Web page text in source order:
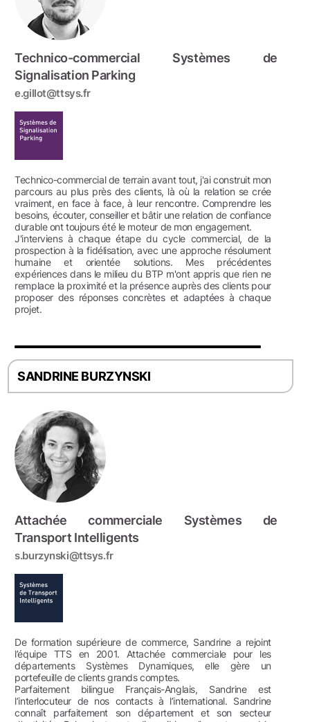
Technico-commercial Systèmes de
Signalisation Parking
e.gillot@ttsys.fr
Technico-commercial de terrain avant tout, j'ai construit mon
parcours au plus près des clients, là où la relation se crée
vraiment, en face à face, à leur rencontre. Comprendre les
besoins, écouter, conseiller et bâtir une relation de confiance
durable ont toujours été le moteur de mon engagement.
J'interviens à chaque étape du cycle commercial, de la
prospection à la fidélisation, avec une approche résolument
humaine et orientée solutions. Mes précédentes
expériences dans le milieu du BTP m'ont appris que rien ne
remplace la proximité et la présence auprès des clients pour
proposer des réponses concrètes et adaptées à chaque
projet.
SANDRINE BURZYNSKI
Attachée commerciale Systèmes de
Transport Intelligents
s.burzynski@ttsys.fr
De formation supérieure de commerce, Sandrine a rejoint
l’équipe TTS en 2001. Attachée commerciale pour les
départements Systèmes Dynamiques, elle gère un
portefeuille de clients grands comptes.
Parfaitement bilingue Français-Anglais, Sandrine est
l’interlocuteur de nos contacts à l’international. Sandrine
connaît parfaitement son département et son secteur